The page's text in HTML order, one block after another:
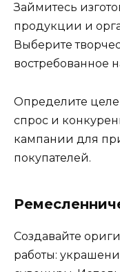
Займитесь
продукции и
Выберите
востребованное
Определите
спрос и
кампании для
покупателей.
Создавайте
работы: